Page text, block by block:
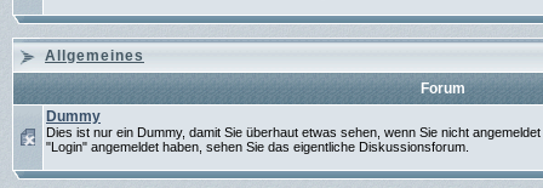
Allgemeines
Forum
Dummy
Dies ist nur ein Dummy, damit Sie überhaut etwas sehen, wenn Sie nicht
"Login" angemeldet haben, sehen Sie das eigentliche Diskussionsforum.